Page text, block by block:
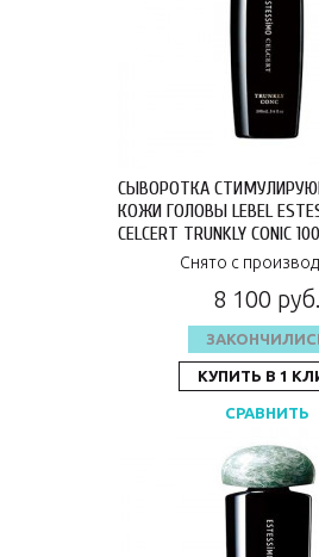
СЫВОРОТКА
КОЖИ ГОЛОВЫ LEBEL
CELCERT TRUNKLY CONIC
Снято с
8 100 руб.
КУПИТЬ В 1
СРАВНИТЬ